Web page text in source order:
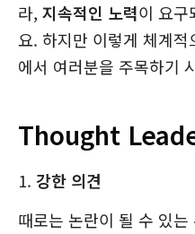
라, 지속적인 노력이 요구
요. 하지만 이렇게 체계
에서 여러분을 주목하기
Thought
1. 강한 의견
때로는 논란이 될 수 있는